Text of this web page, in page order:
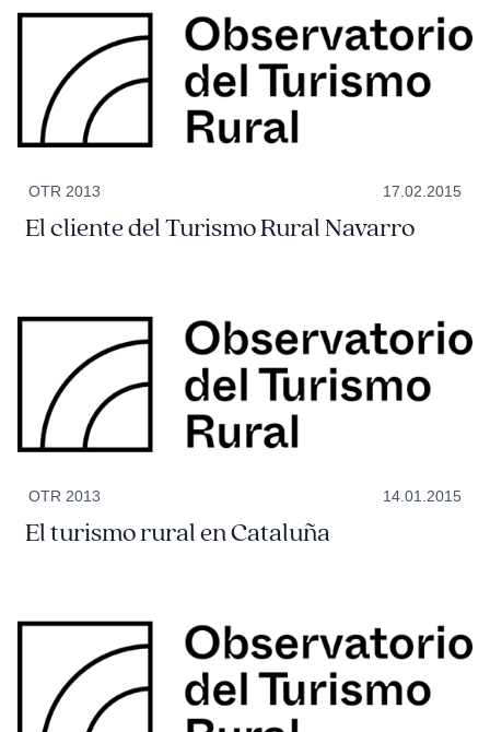
OTR 2013 17.02.2015
El cliente del Turismo Rural Navarro
OTR 2013 14.01.2015
El turismo rural en Cataluña